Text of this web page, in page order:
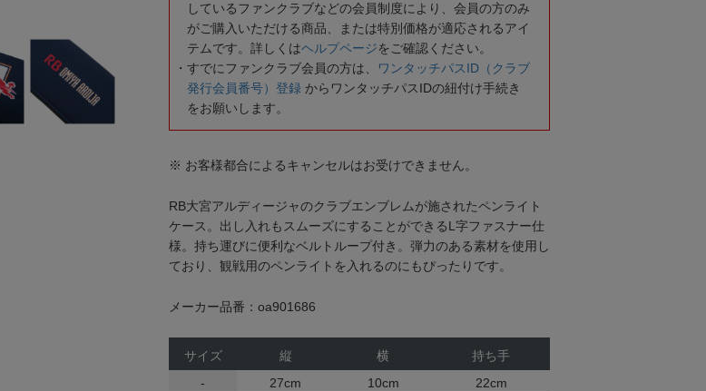
しているファンクラブなどの会員制度により、会員の方のみ
がご購入いただける商品、または特別価格が適応されるアイ
テムです。詳しくはヘルプページをご確認ください。
すでにファンクラブ会員の方は、
ワンタッチパスID（クラブ
発行会員番号）登録 からワンタッチパスIDの紐付け手続き
をお願いします。
※ お客様都合によるキャンセルはお受けできません。
RB大宮アルディージャのクラブエンブレムが施されたペンライト
ケース。出し入れもスムーズにすることができるL字ファスナー仕
様。持ち運びに便利なベルトループ付き。弾力のある素材を使用し
ており、観戦用のペンライトを入れるのにもぴったりです。
メーカー品番：oa901686
サイズ 縦 横
持ち手
-
27cm 10cm 22cm